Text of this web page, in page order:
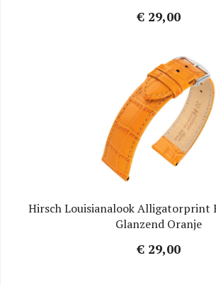
€ 29,00
Hirsch Louisianalook Alligatorprint
Glanzend Oranje
€ 29,00